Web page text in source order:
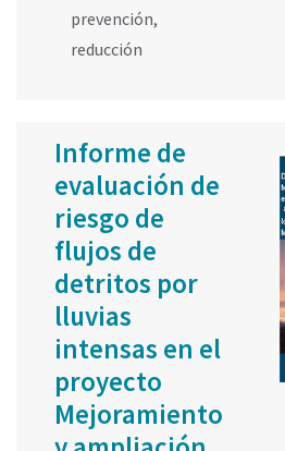
prevención,
reducción
Informe de
evaluación de
riesgo de
flujos de
detritos por
lluvias
intensas en el
proyecto
Mejoramiento